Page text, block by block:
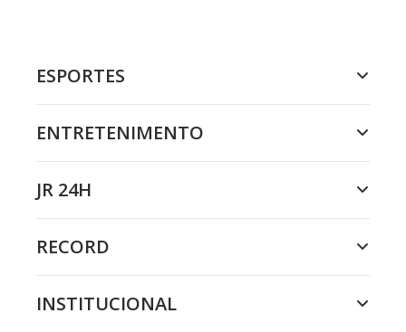
ESPORTES
ENTRETENIMENTO
JR 24H
RECORD
INSTITUCIONAL